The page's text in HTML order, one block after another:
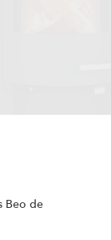
Beo de